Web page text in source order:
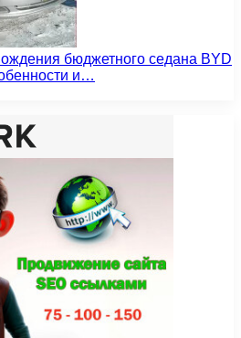
бюджетного седана BYD
и…